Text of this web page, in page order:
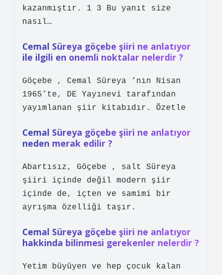
kazanmıştır. 1 3 Bu yanıt size
nasıl…
Cemal Süreya göçebe şiiri ne anlatıyor
ile ilgili en onemli noktalar nelerdir ?
Göçebe , Cemal Süreya ‘nın Nisan
1965’te, DE Yayınevi tarafından
yayımlanan şiir kitabıdır. Özetle
Cemal Süreya göçebe şiiri ne anlatıyor
neden merak edilir ?
Abartısız, Göçebe , salt Süreya
şiiri içinde değil modern şiir
içinde de, içten ve samimi bir
ayrışma özelliği taşır.
Cemal Süreya göçebe şiiri ne anlatıyor
hakkinda bilinmesi gerekenler nelerdir ?
Yetim büyüyen ve hep çocuk kalan